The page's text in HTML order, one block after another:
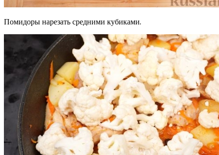
Помидоры нарезать средними кубиками.